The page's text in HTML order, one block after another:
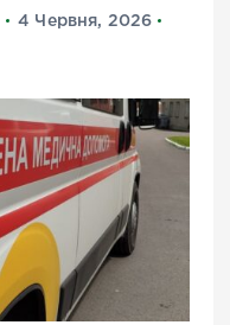
4 Червня, 2026